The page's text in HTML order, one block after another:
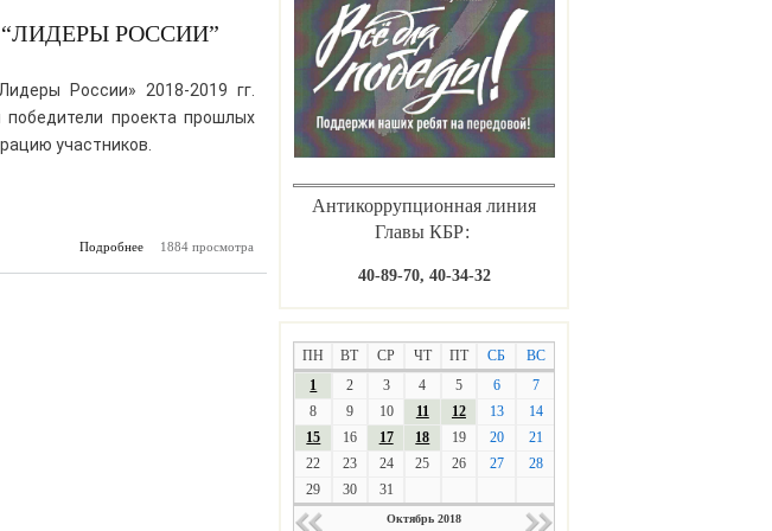
Антикоррупционная линия
Главы КБР:
40-89-70, 40-34-32
ПН ВТ СР ЧТ ПТ СБ
ВС
1
2 3 4 5 6
7
8
9 10 11 12 13
14
15
16 17 18 19 20
21
22
23 24 25 26 27
28
29
30 31
Октябрь 2018
РОССИИ”
России» 2018-2019 гг.
победители проекта прошлых
участников.
Подробнее
о Миллион рублей на
1884 просмотра